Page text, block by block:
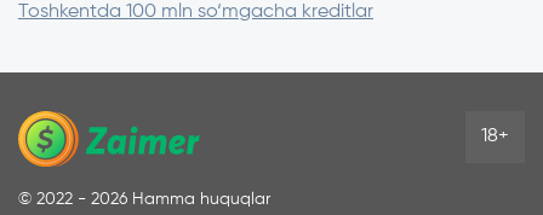
Toshkentda 100 mln so‘mgacha kreditlar
© 2022 - 2026 Hamma huquqlar
18+